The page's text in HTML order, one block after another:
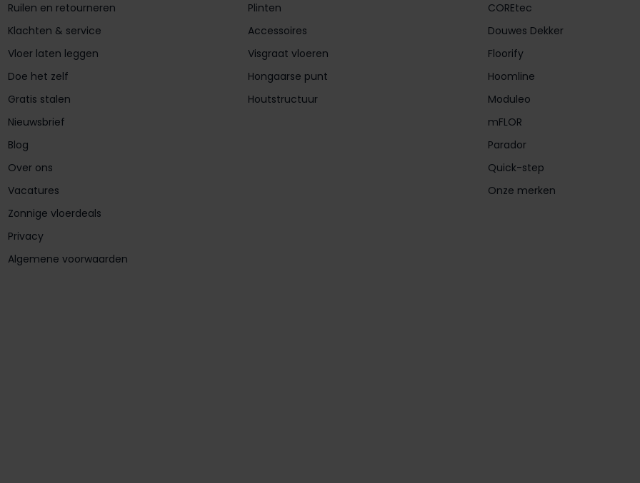
Ruilen en retourneren
Klachten & service
Vloer laten leggen
Doe het zelf
Gratis stalen
Nieuwsbrief
Blog
Over ons
Vacatures
Zonnige vloerdeals
Privacy
Algemene voorwaarden
Plinten
Accessoires
Visgraat vloeren
Hongaarse punt
Houtstructuur
COREtec
Douwes Dekker
Floorify
Hoomline
Moduleo
mFLOR
Parador
Quick-step
Onze merken